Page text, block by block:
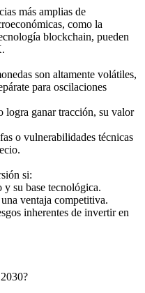
más amplias de
como la
blockchain, pueden
son altamente volátiles,
para oscilaciones
ganar tracción, su valor
o vulnerabilidades técnicas
si:
y su base tecnológica.
ventaja competitiva.
inherentes de invertir en